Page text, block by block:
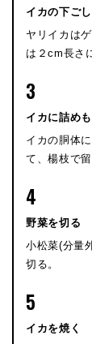
イカの下ご
ヤリイカは
は２cm長さ
3
イカに詰め
イカの胴体
て、楊枝で留
4
野菜を切る
小松菜(分量
切る。
5
イカを焼く